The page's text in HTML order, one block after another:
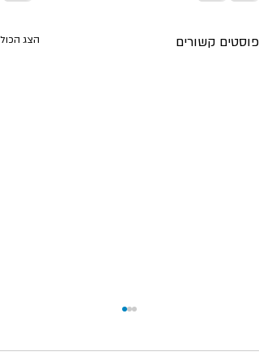
פוסטים קשורים הצג הכול